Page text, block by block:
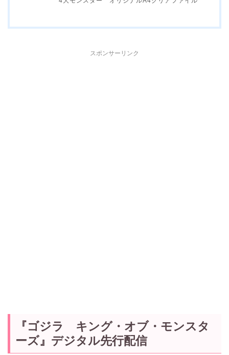
スポンサーリンク
『ゴジラ キング・オブ・モンスタ
ーズ』デジタル先行配信